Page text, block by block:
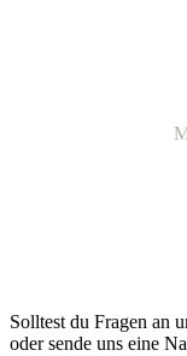
Solltest du Fragen an
oder sende uns eine